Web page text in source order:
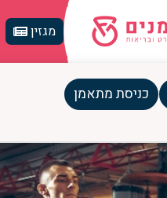
מגזין
כניסת מתאמן